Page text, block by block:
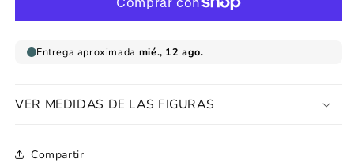
happy
corona
happy
VER MEDIDAS DE LAS FIGURAS
Compartir